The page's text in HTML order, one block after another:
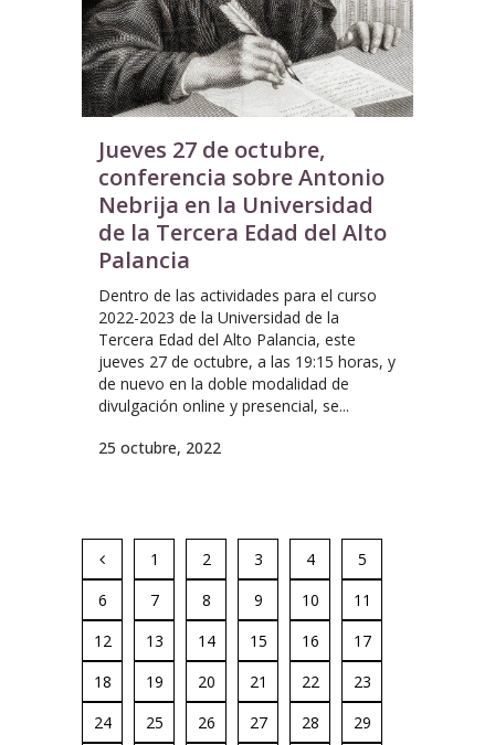
Jueves 27 de octubre,
conferencia sobre Antonio
Nebrija en la Universidad
de la Tercera Edad del Alto
Palancia
Dentro de las actividades para el curso
2022-2023 de la Universidad de la
Tercera Edad del Alto Palancia, este
jueves 27 de octubre, a las 19:15 horas, y
de nuevo en la doble modalidad de
divulgación online y presencial, se...
25 octubre, 2022
1 2 3 4
5
6
7 8 9 10
11
12
13 14 15 16
17
18
19 20 21 22
23
24
25 26 27 28
29